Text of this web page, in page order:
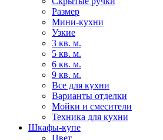
Размер
Мини-кухни
Узкие
3 кв. м.
5 кв. м.
6 кв. м.
9 кв. м.
Все для кухни
Варианты отделки
Мойки и смесители
Техника для кухни
Шкафы-купе
Цвет